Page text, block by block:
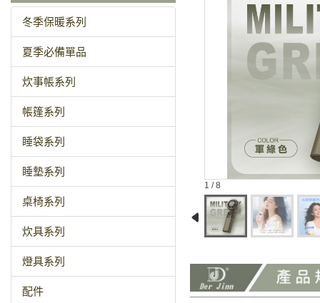
冬季保暖系列
夏季必備單品
炊事帳系列
帳篷系列
睡袋系列
睡墊系列
桌椅系列
炊具系列
燈具系列
配件
1 / 8